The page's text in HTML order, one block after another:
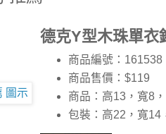
德克Y型木珠單衣
商品編號：161538
商品售價：$119
商品：高13，寬8
包裝：高22，寬14